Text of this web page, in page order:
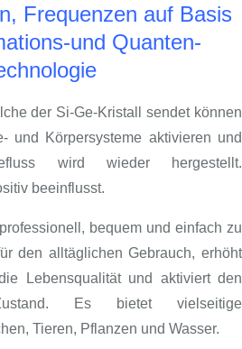
Frequenzen auf Basis
und Quanten-
der Si-Ge-Kristall sendet können
und Körpersysteme aktivieren und
wird wieder hergestellt.
beeinflusst.
bequem und einfach zu
den alltäglichen Gebrauch, erhöht
Lebensqualität und aktiviert den
Zustand. Es bietet vielseitige
Tieren, Pflanzen und Wasser.